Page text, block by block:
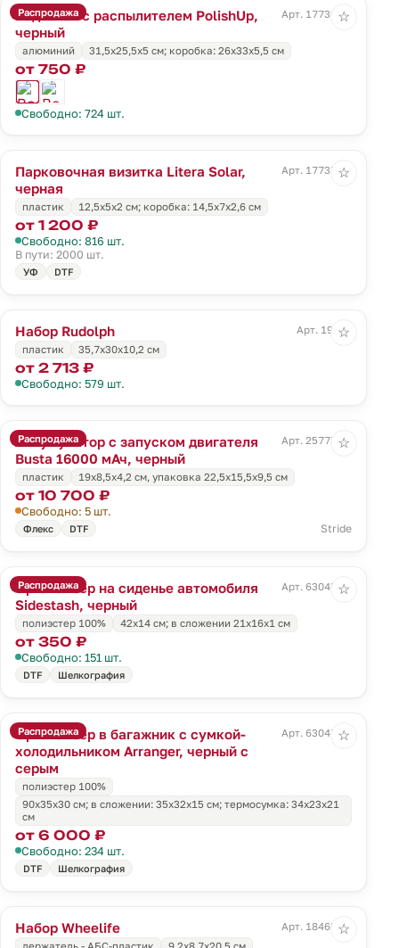
Распродажа
Водосгон с распылителем PolishUp,
черный
Арт. 17736.30
алюминий 31,5х25,5х5 см; коробка: 26х33х5,5 см
от 750 ₽
Свободно: 724 шт.
☆
Парковочная визитка Litera Solar,
черная
Арт. 17737.30
пластик 12,5х5х2 см; коробка: 14,5х7х2,6 см
от 1 200 ₽
Свободно: 816 шт.
В пути: 2000 шт.
УФ DTF
☆
Набор Rudolph
Арт. 19316
пластик
35,7х30х10,2 см
от 2 713 ₽
Свободно: 579 шт.
☆
Распродажа
Аккумулятор с запуском двигателя
Busta 16000 мАч, черный
Арт. 25777.30
пластик 19х8,5х4,2 см, упаковка 22,5х15,5х9,5 см
от 10 700 ₽
Свободно: 5 шт.
Флекс DTF Stride
☆
Распродажа
Органайзер на сиденье автомобиля
Sidestash, черный
Арт. 63045.30
полиэстер 100% 42х14 см; в сложении 21x16x1 см
от 350 ₽
Свободно: 151 шт.
DTF Шелкография
☆
Распродажа
Органайзер в багажник с сумкой-
холодильником Arranger, черный с
серым
Арт. 63047.31
полиэстер 100%
90х35х30 см; в сложении: 35х32х15 см; термосумка: 34х23х21
см
от 6 000 ₽
Свободно: 234 шт.
DTF Шелкография
☆
Набор Wheelife
Арт. 18463.30
☆